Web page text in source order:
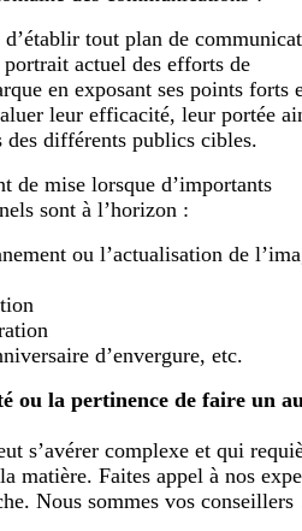
d’établir tout plan de
actuel des efforts de
en exposant ses points forts
leur efficacité, leur portée
des différents publics cibles.
de mise lorsque d’importants
sont à l’horizon :
ou l’actualisation de
d’envergure, etc.
ou la pertinence de faire un
s’avérer complexe et qui
matière. Faites appel à nos
Nous sommes vos conseillers